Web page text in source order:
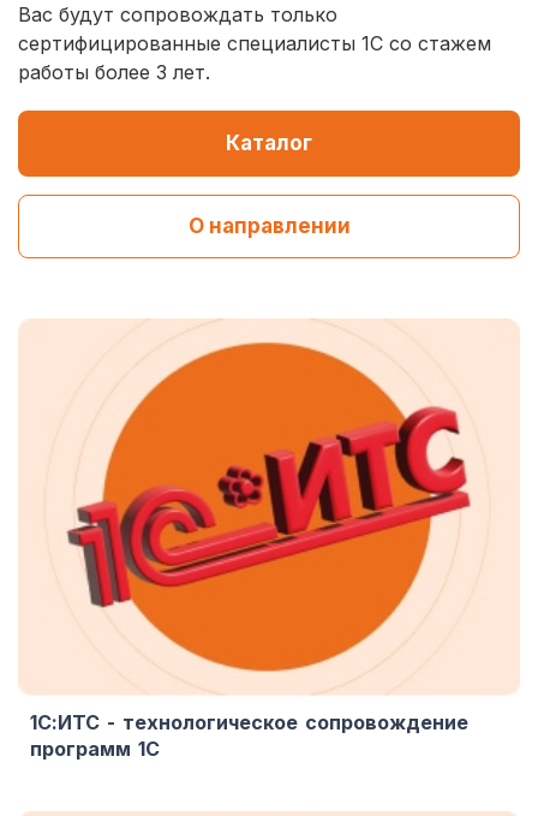
1С:ИТС - технологическое сопровождение
программ 1С
Вас будут сопровождать только
сертифицированные специалисты 1С со стажем
работы более 3 лет.
Каталог
О направлении